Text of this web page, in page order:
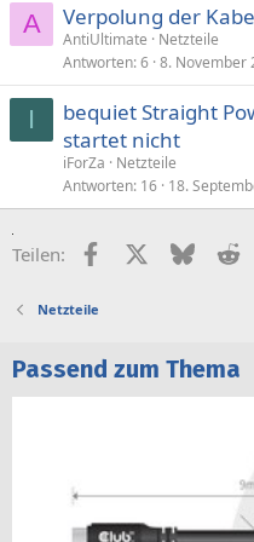
A Verpolung der
AntiUltimate
Netzteile
Antworten 6 8. November
I
bequiet Straight
startet nicht
iForZa
Netzteile
Antworten 16 18.
Teilen: FacebookX (Twitter)
Bluesky
Netzteile
Passend zum Thema